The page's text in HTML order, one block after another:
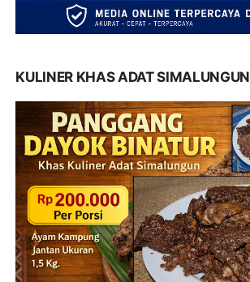
KULINER KHAS ADAT SIMALUNGUN